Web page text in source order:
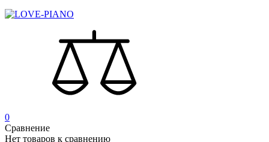
0
Сравнение
Нет товаров к сравнению